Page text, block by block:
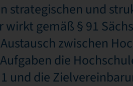
strategischen und
gemäß § 91
zwischen
die
und die